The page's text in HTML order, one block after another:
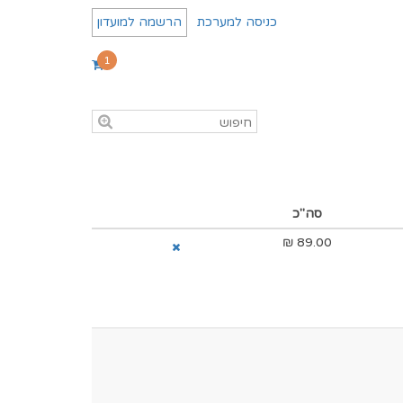
כניסה למערכת הרשמה למועדון
1
סה"כ
89.00
₪